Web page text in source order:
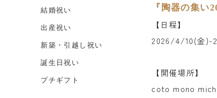
『陶器の集い
【日程】
2026/4/10(金)-
【開催場所】
coto mono
結婚祝い
出産祝い
新築・引越し祝い
誕生日祝い
プチギフト